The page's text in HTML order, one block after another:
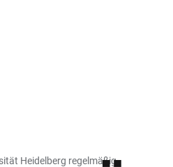
Heidelberg regelmäßig